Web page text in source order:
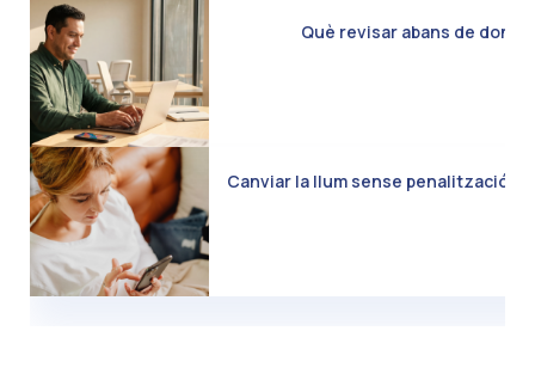
Què revisar abans de
Canviar la llum sense penalització: